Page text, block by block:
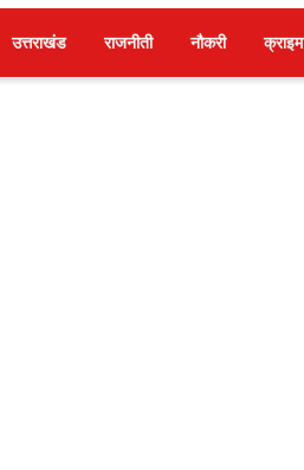
उत्तराखंड राजनीती नौकरी क्राइम